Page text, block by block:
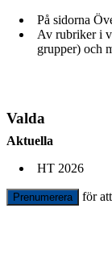
På sidorna
Av rubriker i
grupper) och
Valda
Aktuella
HT 2026
Prenumerera för